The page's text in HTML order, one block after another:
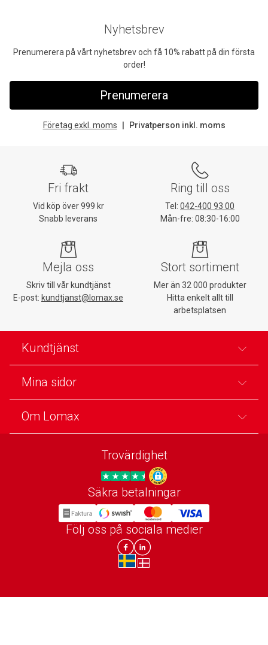
Nyhetsbrev
Prenumerera på vårt nyhetsbrev och få 10% rabatt på din första
order!
Prenumerera
Företag exkl. moms Privatperson inkl. moms
Fri frakt
Vid köp över 999 kr
Snabb leverans
Ring till oss
Tel: 042-400 93 00
Mån-fre: 08:30-16:00
Mejla oss
Skriv till vår kundtjänst
E-post: kundtjanst@lomax.se
Stort sortiment
Mer än 32 000 produkter
Hitta enkelt allt till
arbetsplatsen
Kundtjänst
Mina sidor
Om Lomax
Trovärdighet
Trygg E-handel
Säkra betalningar
Följ oss på sociala medier
Lomax DK Facebook
Lomax SE LinkIn
sv-SEda-DK